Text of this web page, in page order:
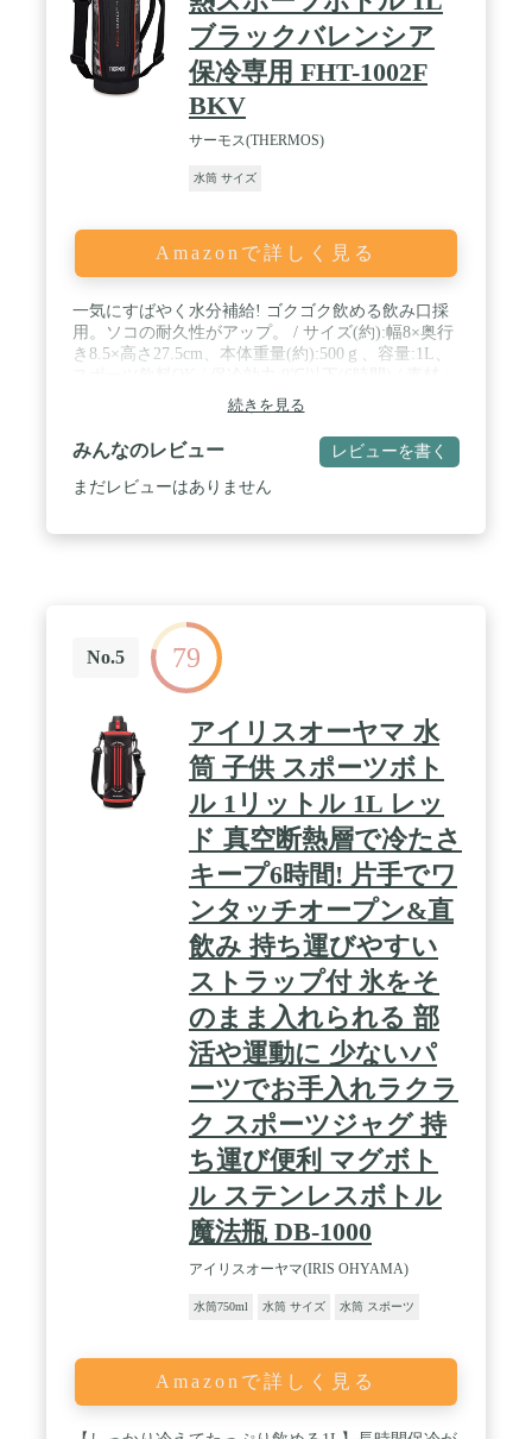
ブラックバレンシア
保冷専用 FHT-1002F
BKV
サーモス(THERMOS)
水筒 サイズ
Amazonで詳しく見る
一気にすばやく水分補給! ゴクゴク飲める飲み口採
用。ソコの耐久性がアップ。 / サイズ(約):幅8×奥行
き8.5×高さ27.5cm、本体重量(約):500ｇ、容量:1L、
材質:内びん/ステンレス鋼 、 胴部/ステンレス鋼(ア
クリル樹脂塗装) 、 フタ・キャップ本体/ポリプロピ
レン 、 フタパッキン・シールパッキン/シリコーン
ゴム 、 ポーチ外生地/ポリウレタン・ポリエステル
、 ポーチ内生地/ポリエステル 、 クッション/発泡
続きを見る
みんなのレビュー レビューを書く
まだレビューはありません
No.5 79
アイリスオーヤマ 水
筒 子供 スポーツボト
ル 1リットル 1L レッ
ド 真空断熱層で冷たさ
キープ6時間! 片手でワ
ンタッチオープン&直
飲み 持ち運びやすい
ストラップ付 氷をそ
のまま入れられる 部
活や運動に 少ないパ
ーツでお手入れラクラ
ク スポーツジャグ 持
ち運び便利 マグボト
ル ステンレスボトル
魔法瓶 DB-1000
アイリスオーヤマ(IRIS OHYAMA)
水筒750ml 水筒 サイズ 水筒 スポーツ
Amazonで詳しく見る